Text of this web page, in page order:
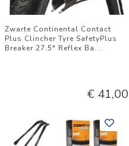
Zwarte Continental Contact
Plus Clincher Tyre SafetyPlus
Breaker 27.5" Reflex Ba...
€ 41,00